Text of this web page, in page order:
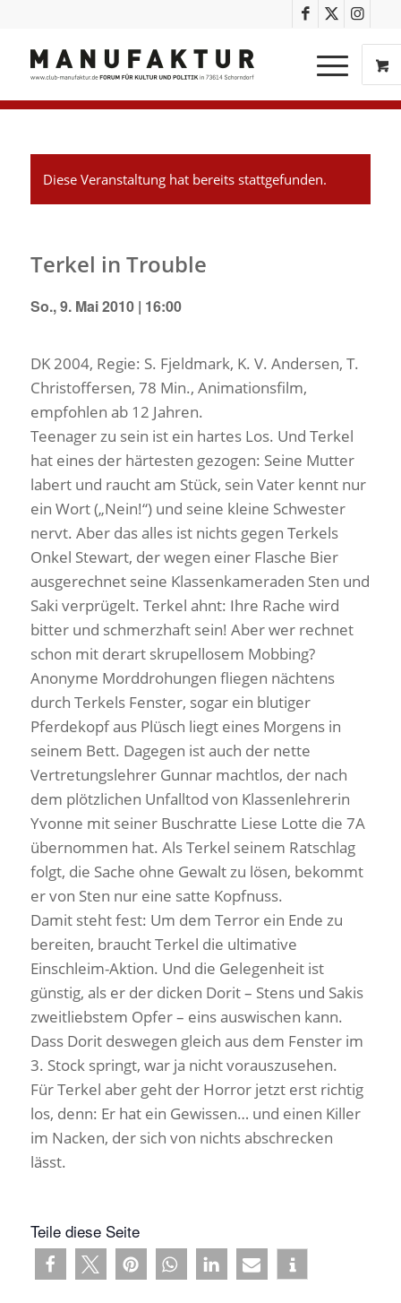
Diese Veranstaltung hat bereits stattgefunden.
Terkel in Trouble
So., 9. Mai 2010 | 16:00
DK 2004, Regie: S. Fjeldmark, K. V. Andersen, T.
Christoffersen, 78 Min., Animationsfilm,
empfohlen ab 12 Jahren.
Teenager zu sein ist ein hartes Los. Und Terkel
hat eines der härtesten gezogen: Seine Mutter
labert und raucht am Stück, sein Vater kennt nur
ein Wort („Nein!“) und seine kleine Schwester
nervt. Aber das alles ist nichts gegen Terkels
Onkel Stewart, der wegen einer Flasche Bier
ausgerechnet seine Klassenkameraden Sten und
Saki verprügelt. Terkel ahnt: Ihre Rache wird
bitter und schmerzhaft sein! Aber wer rechnet
schon mit derart skrupellosem Mobbing?
Anonyme Morddrohungen fliegen nächtens
durch Terkels Fenster, sogar ein blutiger
Pferdekopf aus Plüsch liegt eines Morgens in
seinem Bett. Dagegen ist auch der nette
Vertretungslehrer Gunnar machtlos, der nach
dem plötzlichen Unfalltod von Klassenlehrerin
Yvonne mit seiner Buschratte Liese Lotte die 7A
übernommen hat. Als Terkel seinem Ratschlag
folgt, die Sache ohne Gewalt zu lösen, bekommt
er von Sten nur eine satte Kopfnuss.
Damit steht fest: Um dem Terror ein Ende zu
bereiten, braucht Terkel die ultimative
Einschleim-Aktion. Und die Gelegenheit ist
günstig, als er der dicken Dorit – Stens und Sakis
zweitliebstem Opfer – eins auswischen kann.
Dass Dorit deswegen gleich aus dem Fenster im
3. Stock springt, war ja nicht vorauszusehen.
Für Terkel aber geht der Horror jetzt erst richtig
los, denn: Er hat ein Gewissen… und einen Killer
im Nacken, der sich von nichts abschrecken
lässt.
Teile diese Seite